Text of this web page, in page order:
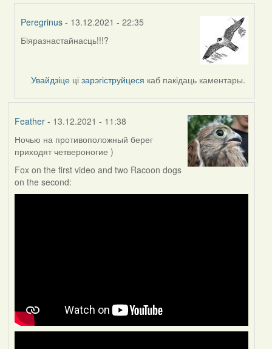
Peregrinus - 13.12.2021 - 22:35
In
Бiяразнастайнасць!!!?
Увайдзіце цізарэгіструйцеся каб пакідаць каментары.
Feather- 13.12.2021 - 11:38
Ночью на противоположный берег
приходят четвероногие )
Fox on the first video and two Racoon dogs
on the second: